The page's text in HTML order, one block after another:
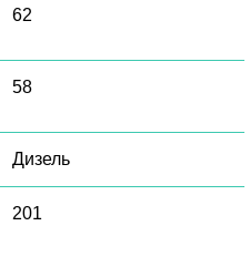
62
58
Дизель
201